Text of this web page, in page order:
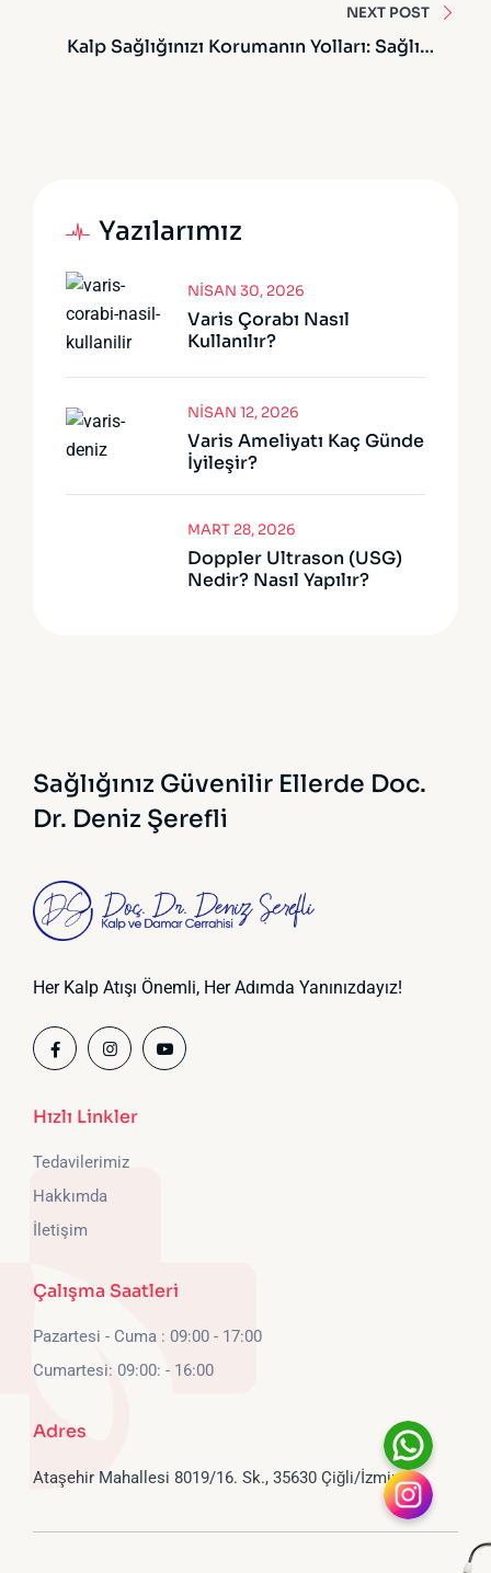
NEXT POST
Kalp Sağlığınızı Korumanın Yolları: Sağlıklı
Yazılarımız
Varis Çorabı Nasıl
Kullanılır?
NISAN 30, 2026
Varis Ameliyatı Kaç Günde
İyileşir?
NISAN 12, 2026
Doppler Ultrason (USG)
Nedir? Nasıl Yapılır?
MART 28, 2026
Sağlığınız Güvenilir Ellerde Doc.
Dr. Deniz Şerefli
Her Kalp Atışı Önemli, Her Adımda Yanınızdayız!
Hızlı Linkler
Tedavilerimiz
Hakkımda
İletişim
Çalışma Saatleri
Pazartesi - Cuma : 09:00 - 17:00
Cumartesi: 09:00: - 16:00
Adres
Ataşehir Mahallesi 8019/16. Sk., 35630 Çiğli/İzmir